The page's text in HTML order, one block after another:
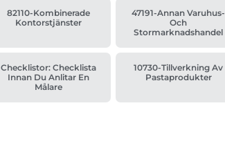
82110-Kombinerade
Kontorstjänster
47191-Annan Varuhus-
Och
Stormarknadshandel
Checklistor: Checklista
Innan Du Anlitar En
Målare
10730-Tillverkning Av
Pastaprodukter